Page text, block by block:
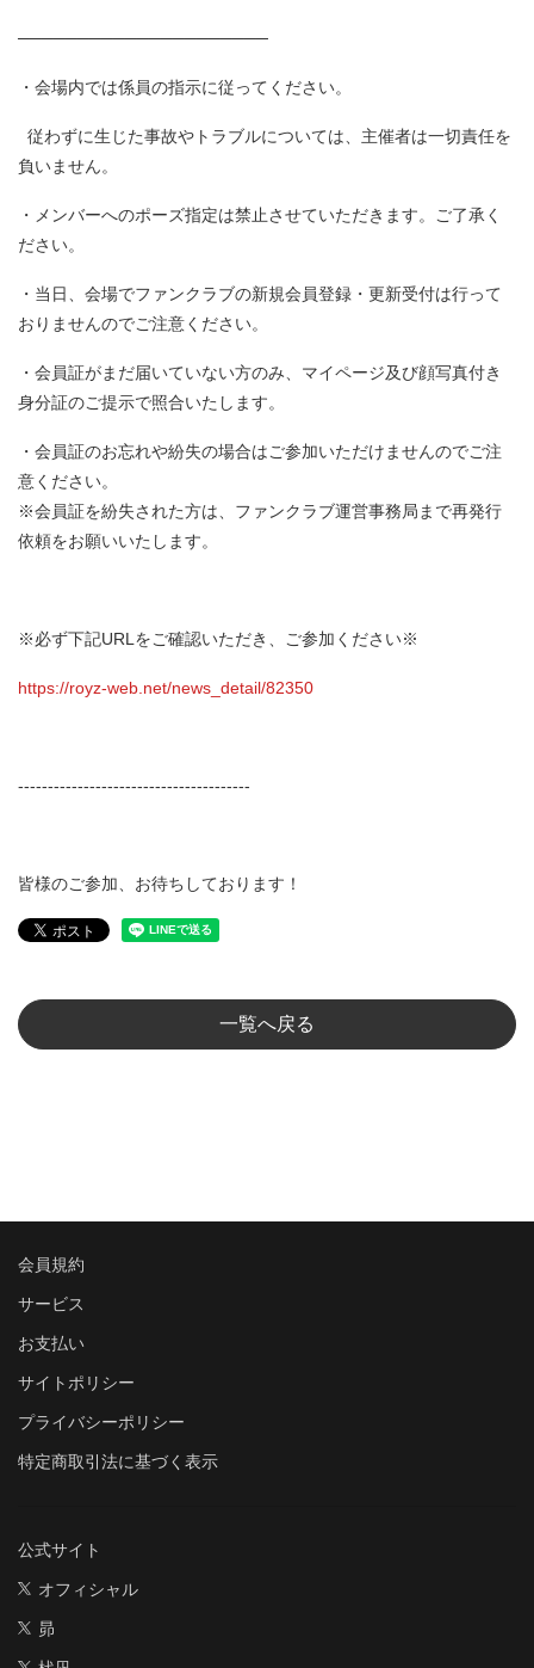
─────────────────────
・会場内では係員の指示に従ってください。
従わずに生じた事故やトラブルについては、主催者は一切責任を
負いません。
・メンバーへのポーズ指定は禁止させていただきます。ご了承く
ださい。
・当日、会場でファンクラブの新規会員登録・更新受付は行って
おりませんのでご注意ください。
・会員証がまだ届いていない方のみ、マイページ及び顔写真付き
身分証のご提示で照合いたします。
・会員証のお忘れや紛失の場合はご参加いただけませんのでご注
意ください。
※会員証を紛失された方は、ファンクラブ運営事務局まで再発行
依頼をお願いいたします。
※必ず下記URLをご確認いただき、ご参加ください※
https://royz-web.net/news_detail/82350
---------------------------------------
皆様のご参加、お待ちしております！
一覧へ戻る
会員規約
サービス
お支払い
サイトポリシー
プライバシーポリシー
特定商取引法に基づく表示
公式サイト
オフィシャル
昴